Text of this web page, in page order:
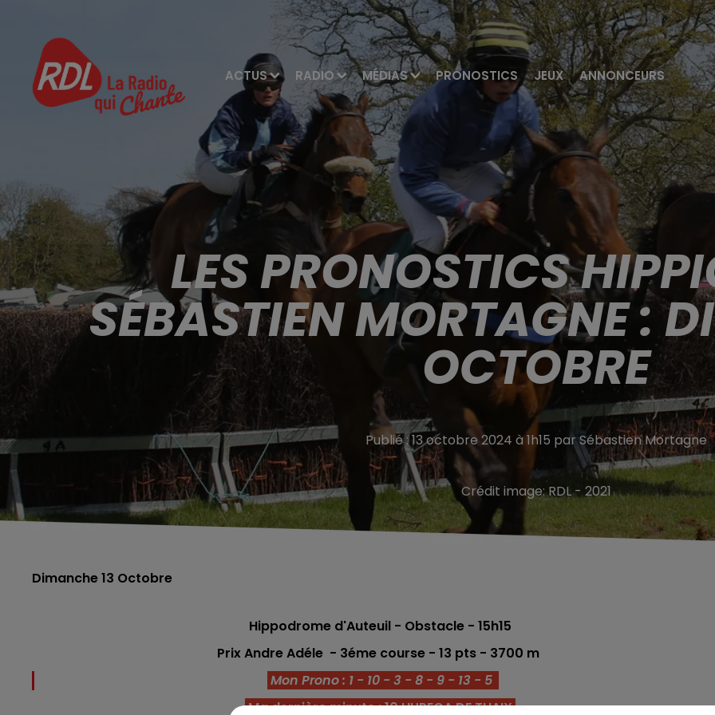
ACTUS RADIO MÉDIAS PRONOSTICS JEUX ANNONCEURS
LES PRONOSTICS
SÉBASTIEN MORTAGNE :
OCTOBRE
Publié : 13 octobre 2024 à 1h15 par Sébastien Mortagne
Crédit image:RDL - 2021
Dimanche 13 Octobre
Hippodrome d'Auteuil - Obstacle - 15h15
Prix Andre Adéle - 3éme course - 13 pts - 3700 m
Mon Prono : 1 - 10 - 3 - 8 - 9 - 13 - 5
Ma dernière minute : 10 HUPECA DE THAIX